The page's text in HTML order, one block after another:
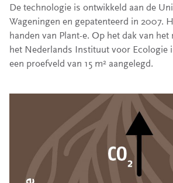
De technologie is ontwikkeld aan de
Wageningen en gepatenteerd in 2007.
handen van Plant-e. Op het dak van het
het Nederlands Instituut voor Ecologie
een proefveld van 15 m2 aangelegd.